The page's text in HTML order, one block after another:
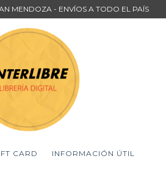
MENDOZA - ENVÍOS A TODO EL PAÍS
CARD INFORMACIÓN ÚTIL